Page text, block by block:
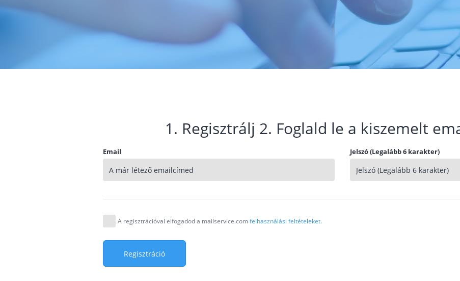
1. Regisztrálj 2. Foglald le a kiszemelt
Email Jelszó (Legalább 6 karakter)
A regisztrációval elfogadod a mailservice.comfelhasználási feltételeket.
Regisztráció